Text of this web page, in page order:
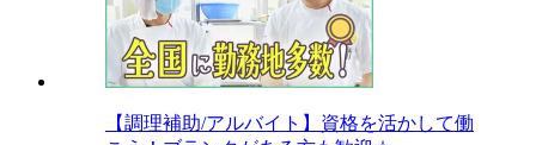
【調理補助/アルバイト】資格を活かして働